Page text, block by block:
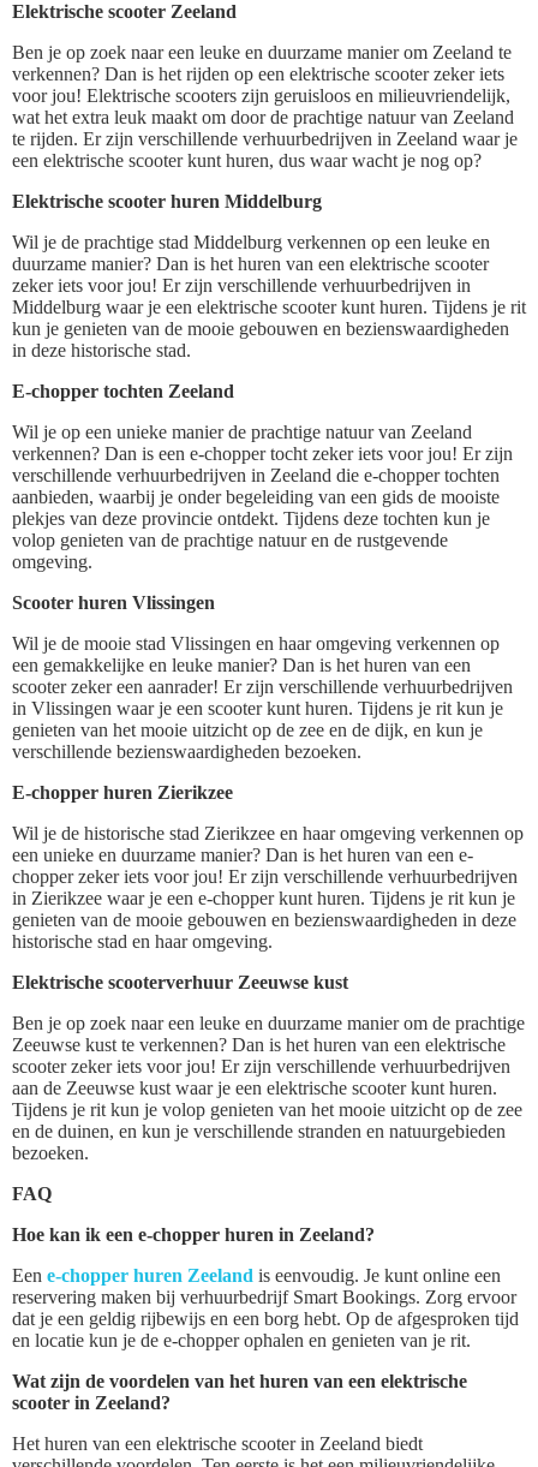
Elektrische scooter Zeeland
Ben je op zoek naar een leuke en duurzame manier om Zeeland te
verkennen? Dan is het rijden op een elektrische scooter zeker iets
voor jou! Elektrische scooters zijn geruisloos en milieuvriendelijk,
wat het extra leuk maakt om door de prachtige natuur van Zeeland
te rijden. Er zijn verschillende verhuurbedrijven in Zeeland waar je
een elektrische scooter kunt huren, dus waar wacht je nog op?
Elektrische scooter huren Middelburg
Wil je de prachtige stad Middelburg verkennen op een leuke en
duurzame manier? Dan is het huren van een elektrische scooter
zeker iets voor jou! Er zijn verschillende verhuurbedrijven in
Middelburg waar je een elektrische scooter kunt huren. Tijdens je rit
kun je genieten van de mooie gebouwen en bezienswaardigheden
in deze historische stad.
E-chopper tochten Zeeland
Wil je op een unieke manier de prachtige natuur van Zeeland
verkennen? Dan is een e-chopper tocht zeker iets voor jou! Er zijn
verschillende verhuurbedrijven in Zeeland die e-chopper tochten
aanbieden, waarbij je onder begeleiding van een gids de mooiste
plekjes van deze provincie ontdekt. Tijdens deze tochten kun je
volop genieten van de prachtige natuur en de rustgevende
omgeving.
Scooter huren Vlissingen
Wil je de mooie stad Vlissingen en haar omgeving verkennen op
een gemakkelijke en leuke manier? Dan is het huren van een
scooter zeker een aanrader! Er zijn verschillende verhuurbedrijven
in Vlissingen waar je een scooter kunt huren. Tijdens je rit kun je
genieten van het mooie uitzicht op de zee en de dijk, en kun je
verschillende bezienswaardigheden bezoeken.
E-chopper huren Zierikzee
Wil je de historische stad Zierikzee en haar omgeving verkennen op
een unieke en duurzame manier? Dan is het huren van een e-
chopper zeker iets voor jou! Er zijn verschillende verhuurbedrijven
in Zierikzee waar je een e-chopper kunt huren. Tijdens je rit kun je
genieten van de mooie gebouwen en bezienswaardigheden in deze
historische stad en haar omgeving.
Elektrische scooterverhuur Zeeuwse kust
Ben je op zoek naar een leuke en duurzame manier om de prachtige
Zeeuwse kust te verkennen? Dan is het huren van een elektrische
scooter zeker iets voor jou! Er zijn verschillende verhuurbedrijven
aan de Zeeuwse kust waar je een elektrische scooter kunt huren.
Tijdens je rit kun je volop genieten van het mooie uitzicht op de zee
en de duinen, en kun je verschillende stranden en natuurgebieden
bezoeken.
FAQ
Hoe kan ik een e-chopper huren in Zeeland?
Een e-chopper huren Zeeland is eenvoudig. Je kunt online een
reservering maken bij verhuurbedrijf Smart Bookings. Zorg ervoor
dat je een geldig rijbewijs en een borg hebt. Op de afgesproken tijd
en locatie kun je de e-chopper ophalen en genieten van je rit.
Wat zijn de voordelen van het huren van een elektrische
scooter in Zeeland?
Het huren van een elektrische scooter in Zeeland biedt